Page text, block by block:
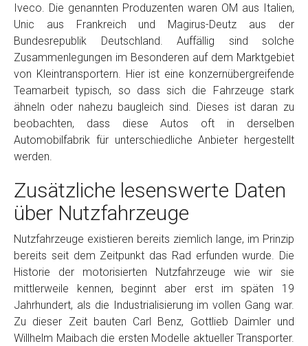
Iveco. Die genannten Produzenten waren OM aus Italien,
Unic aus Frankreich und Magirus-Deutz aus der
Bundesrepublik Deutschland. Auffällig sind solche
Zusammenlegungen im Besonderen auf dem Marktgebiet
von Kleintransportern. Hier ist eine konzernübergreifende
Teamarbeit typisch, so dass sich die Fahrzeuge stark
ähneln oder nahezu baugleich sind. Dieses ist daran zu
beobachten, dass diese Autos oft in derselben
Automobilfabrik für unterschiedliche Anbieter hergestellt
werden.
Zusätzliche lesenswerte Daten
über Nutzfahrzeuge
Nutzfahrzeuge existieren bereits ziemlich lange, im Prinzip
bereits seit dem Zeitpunkt das Rad erfunden wurde. Die
Historie der motorisierten Nutzfahrzeuge wie wir sie
mittlerweile kennen, beginnt aber erst im späten 19
Jahrhundert, als die Industrialisierung im vollen Gang war.
Zu dieser Zeit bauten Carl Benz, Gottlieb Daimler und
Willhelm Maibach die ersten Modelle aktueller Transporter.